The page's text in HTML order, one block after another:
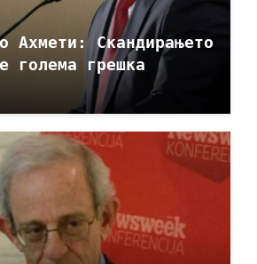
Ахмети: Скандирањето
голема грешка